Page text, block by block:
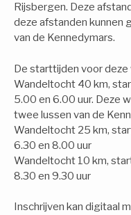
Rijsbergen. Deze
deze afstanden kunnen
van de Kennedymars.
De starttijden voor
Wandeltocht 40 km,
5.00 en 6.00 uur. Deze
twee lussen van de
Wandeltocht 25 km,
6.30 en 8.00 uur
Wandeltocht 10 km,
8.30 en 9.30 uur
Inschrijven kan digitaal